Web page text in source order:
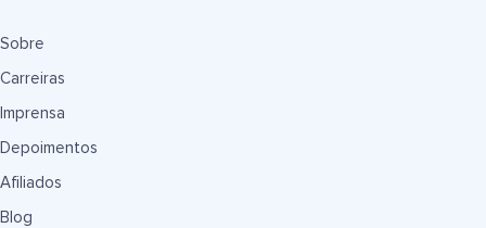
Sobre
Carreiras
Imprensa
Depoimentos
Afiliados
Blog